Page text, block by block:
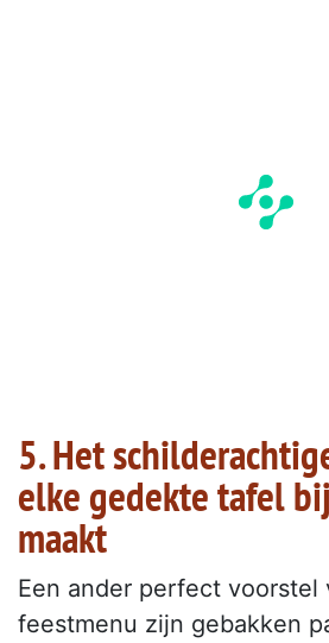
5. Het
elke gedekte tafel
maakt
Een ander perfect voorstel
feestmenu zijn gebakken